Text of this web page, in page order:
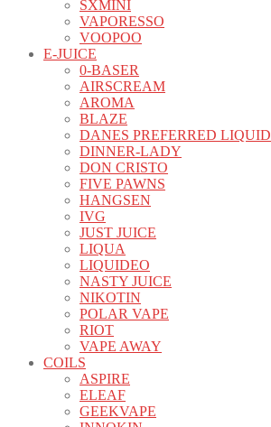
SXMINI
VAPORESSO
VOOPOO
E-JUICE
0-BASER
AIRSCREAM
AROMA
BLAZE
DANES PREFERRED LIQUID
DINNER-LADY
DON CRISTO
FIVE PAWNS
HANGSEN
IVG
JUST JUICE
LIQUA
LIQUIDEO
NASTY JUICE
NIKOTIN
POLAR VAPE
RIOT
VAPE AWAY
COILS
ASPIRE
ELEAF
GEEKVAPE